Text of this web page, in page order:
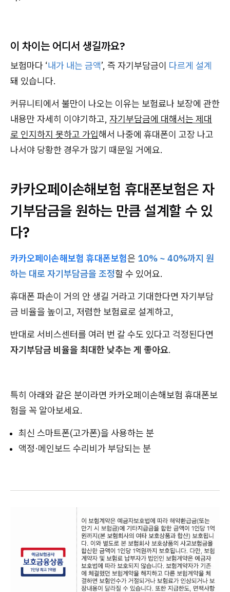
이 차이는 어디서 생길까요?
보험마다 ‘내가 내는 금액’, 즉 자기부담금이 다르게 설계
돼 있습니다.
커뮤니티에서 불만이 나오는 이유는 보험료나 보장에 관한
내용만 자세히 이야기하고, 자기부담금에 대해서는 제대
로 인지하지 못하고 가입해서 나중에 휴대폰이 고장 나고
나서야 당황한 경우가 많기 때문일 거에요.
카카오페이손해보험 휴대폰보험은 자
기부담금을 원하는 만큼 설계할 수 있
다?
카카오페이손해보험 휴대폰보험은 10% ~ 40%까지 원
하는 대로 자기부담금을 조정할 수 있어요.
휴대폰 파손이 거의 안 생길 거라고 기대한다면 자기부담
금 비율을 높이고, 저렴한 보험료로 설계하고,
반대로 서비스센터를 여러 번 갈 수도 있다고 걱정된다면
자기부담금 비율을 최대한 낮추는 게 좋아요.
특히 아래와 같은 분이라면 카카오페이손해보험 휴대폰보
험을 꼭 알아보세요.
최신 스마트폰(고가폰)을 사용하는 분
액정·메인보드 수리비가 부담되는 분